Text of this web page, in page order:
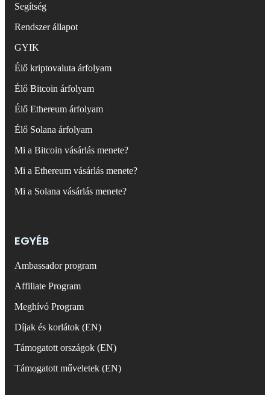
Segítség
Rendszer állapot
GYIK
Élő kriptovaluta árfolyam
Élő Bitcoin árfolyam
Élő Ethereum árfolyam
Élő Solana árfolyam
Mi a Bitcoin vásárlás menete?
Mi a Ethereum vásárlás menete?
Mi a Solana vásárlás menete?
EGYÉB
Ambassador program
Affiliate Program
Meghívó Program
Díjak és korlátok (EN)
Támogatott országok (EN)
Támogatott műveletek (EN)